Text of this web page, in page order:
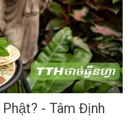
- Tâm Định